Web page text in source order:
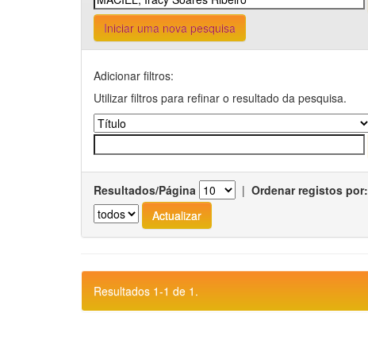
Iniciar uma nova pesquisa
Adicionar filtros:
Utilizar filtros para refinar o resultado da pesquisa.
Resultados/Página | Ordenar registos por:
Resultados 1-1 de 1.